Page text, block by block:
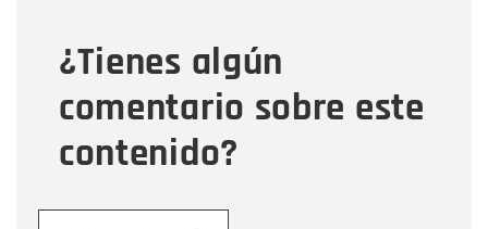
¿Tienes algún
comentario sobre este
contenido?
Mensaje